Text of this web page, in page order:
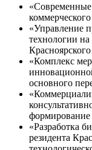
«Современные
«Управление
технологии на
«Комплекс
основного
формирование
«Разработка
резидента